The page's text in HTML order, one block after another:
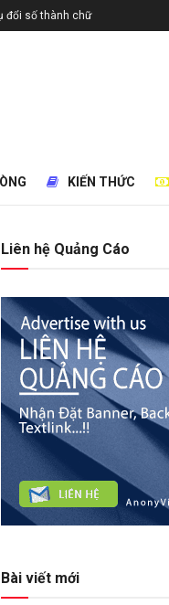
đổi số thành chữ
KIẾN THỨC
Liên hệ Quảng Cáo
Bài viết mới